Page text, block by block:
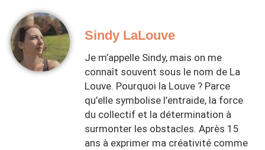
Sindy LaLouve
Je m’appelle Sindy, mais on me
connaît souvent sous le nom de La
Louve. Pourquoi la Louve ? Parce
qu’elle symbolise l’entraide, la force
du collectif et la détermination à
surmonter les obstacles. Après 15
ans à exprimer ma créativité comme